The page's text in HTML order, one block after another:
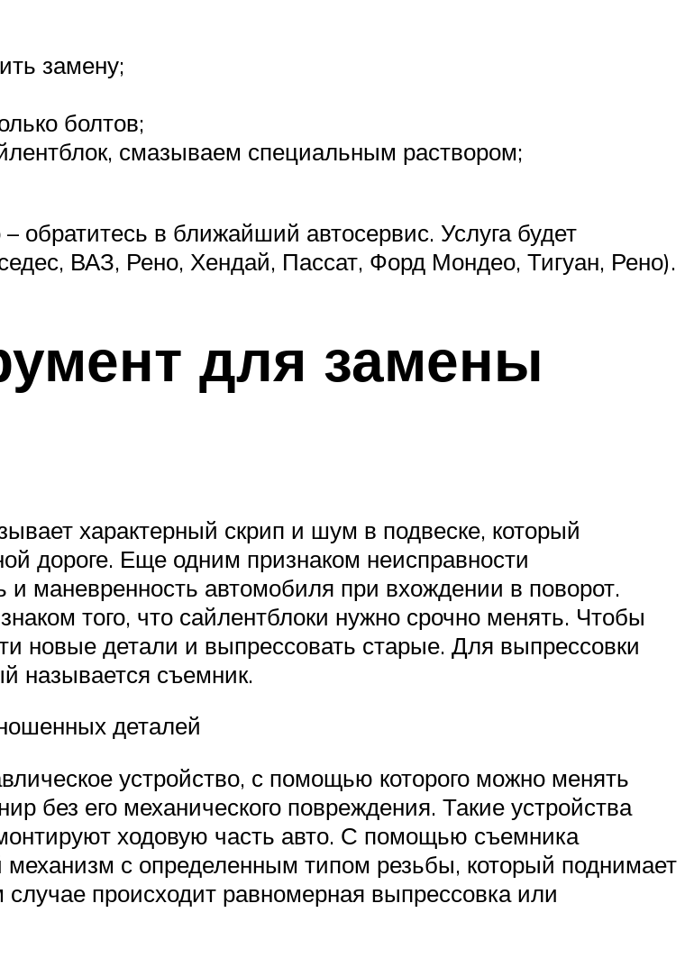
замену;
болтов;
смазываем специальным раствором;
обратитесь в ближайший автосервис. Услуга будет
ВАЗ, Рено, Хендай, Пассат, Форд Мондео, Тигуан, Рено).
для замены
характерный скрип и шум в подвеске, который
дороге. Еще одним признаком неисправности
и маневренность автомобиля при вхождении в поворот.
того, что сайлентблоки нужно срочно менять. Чтобы
новые детали и выпрессовать старые. Для выпрессовки
называется съемник.
деталей
устройство, с помощью которого можно менять
без его механического повреждения. Такие устройства
ходовую часть авто. С помощью съемника
с определенным типом резьбы, который поднимает
происходит равномерная выпрессовка или